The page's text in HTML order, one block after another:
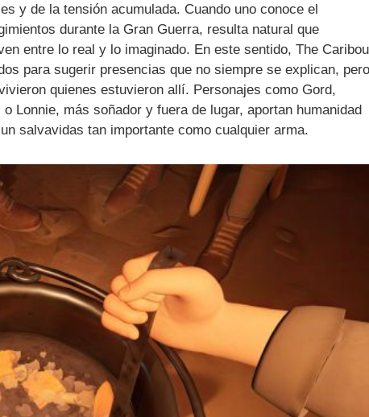
y de la tensión acumulada. Cuando uno conoce el
durante la Gran Guerra, resulta natural que
entre lo real y lo imaginado. En este sentido, The Caribou
para sugerir presencias que no siempre se explican,
quienes estuvieron allí. Personajes como Gord,
Lonnie, más soñador y fuera de lugar, aportan humanidad
salvavidas tan importante como cualquier arma.